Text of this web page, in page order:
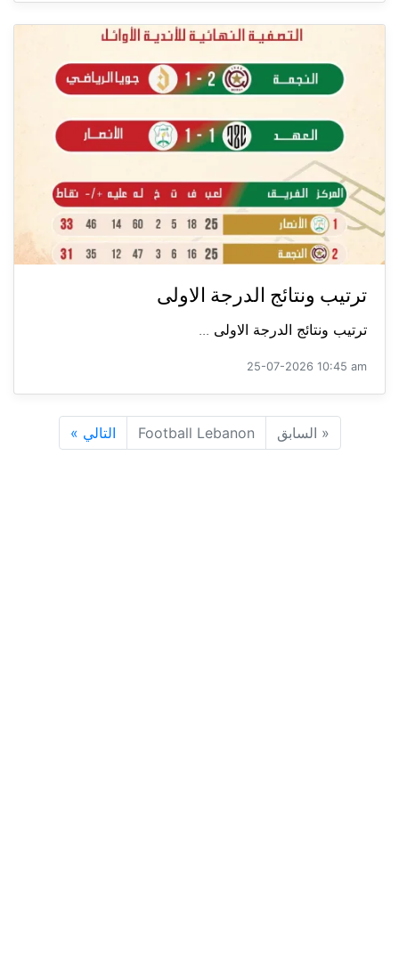
ترتيب ونتائج الدرجة الاولى
ترتيب ونتائج الدرجة الاولى ...
25-07-2026 10:45 am
« السابق Football Lebanon التالي »